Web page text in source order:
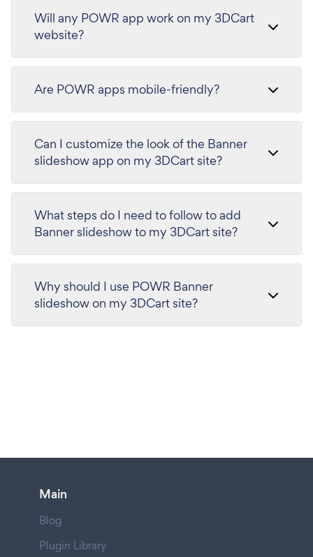
Will any POWR app work on my 3DCart
website?
Are POWR apps mobile-friendly?
Can I customize the look of the Banner
slideshow app on my 3DCart site?
What steps do I need to follow to add
Banner slideshow to my 3DCart site?
Why should I use POWR Banner
slideshow on my 3DCart site?
Main
Blog
Plugin Library